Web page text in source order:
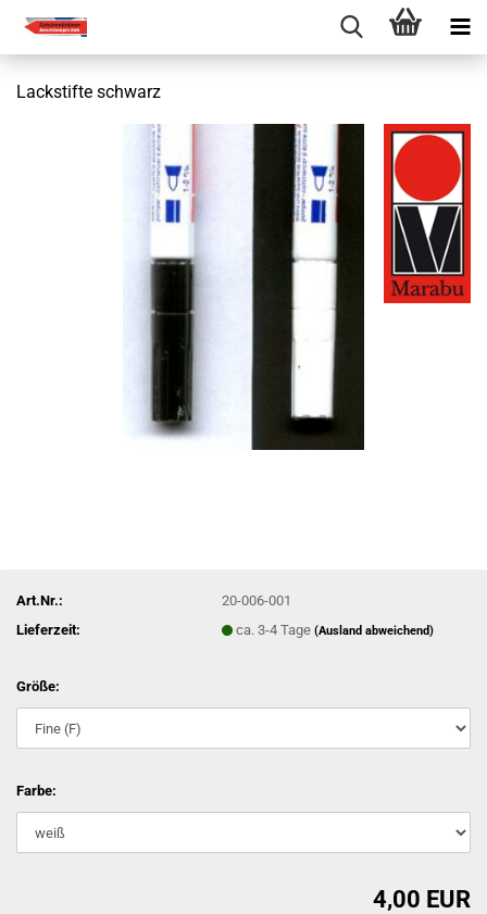
Lackstifte schwarz
Art.Nr.:
20-006-001
Lieferzeit:
ca. 3-4 Tage(Ausland abweichend)
Größe:
Farbe:
4,00 EUR